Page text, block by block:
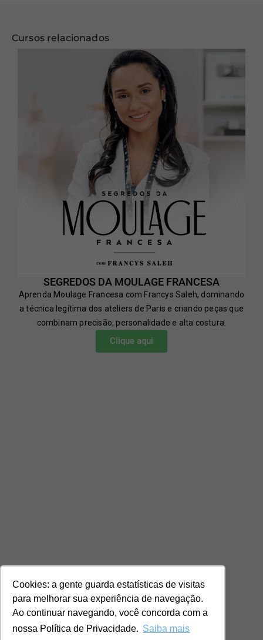
Cookies: a gente guarda estatísticas de visitas
para melhorar sua experiência de navegação.
Ao continuar navegando, você concorda com a
nossa Política de Privacidade. Saiba mais
Cursos relacionados
SEGREDOS DA MOULAGE FRANCESA
Aprenda Moulage Francesa com Francys Saleh, dominando
a técnica legítima dos ateliers de Paris e criando peças que
combinam precisão, personalidade e alta costura.
Clique aqui